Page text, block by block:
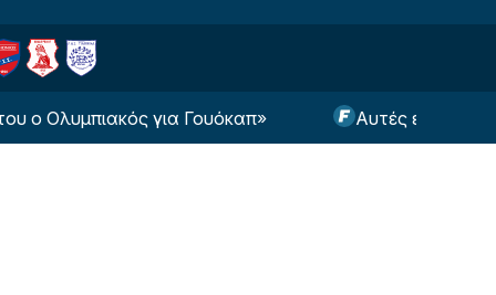
για Γουόκαπ» Αυτές είναι οι